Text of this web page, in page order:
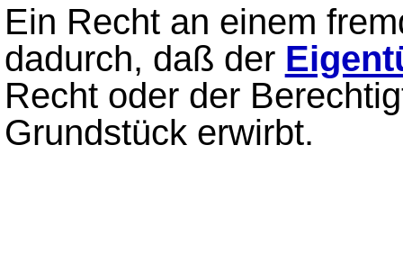
Ein Recht an einem
dadurch, daß der
Recht oder der
Grundstück erwirbt.